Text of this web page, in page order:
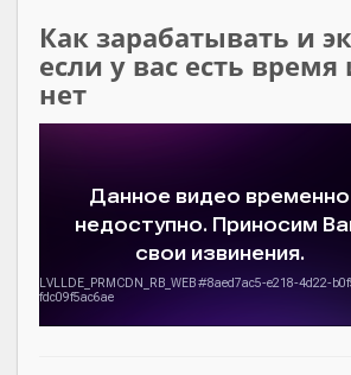
Как зарабатывать и
если у вас есть время
нет